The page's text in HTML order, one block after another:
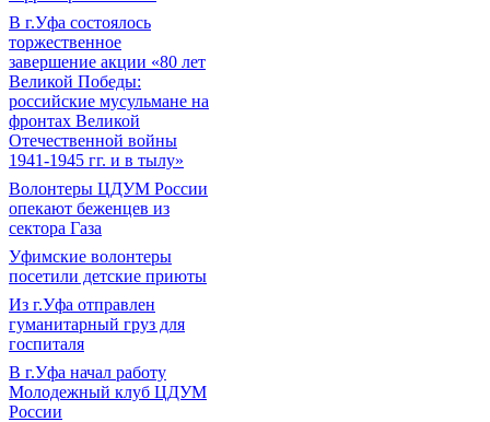
В г.Уфа состоялось
торжественное
завершение акции «80 лет
Великой Победы:
российские мусульмане на
фронтах Великой
Отечественной войны
1941-1945 гг. и в тылу»
Волонтеры ЦДУМ России
опекают беженцев из
сектора Газа
Уфимские волонтеры
посетили детские приюты
Из г.Уфа отправлен
гуманитарный груз для
госпиталя
В г.Уфа начал работу
Молодежный клуб ЦДУМ
России